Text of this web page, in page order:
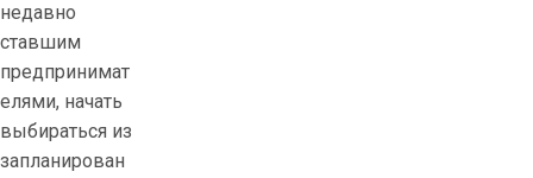
недавно
ставшим
предпринимат
елями, начать
выбираться из
запланирован